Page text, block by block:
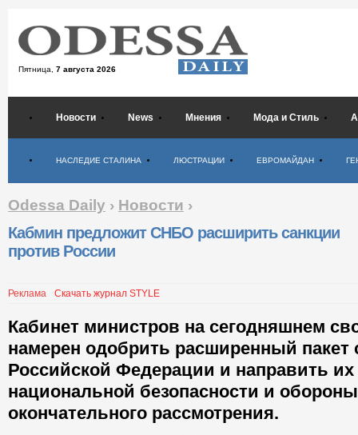
Пятница, 7 августа 2026
Новости News Мнения Мода и Стиль
НАСЛЕДИЕ СТАЛИНА ЛЮСТРАЦИИ ЕВРОМАЙДАН
Odessa Daily › Новости ›
Кабмин предложит СНБО расширить санкции
против России
Реклама Скачать журнал STYLE
Кабинет министров на сегодняшнем
намерен одобрить расширенный пакет
Российской Федерации и направить
национальной безопасности и
окончательного рассмотрения.